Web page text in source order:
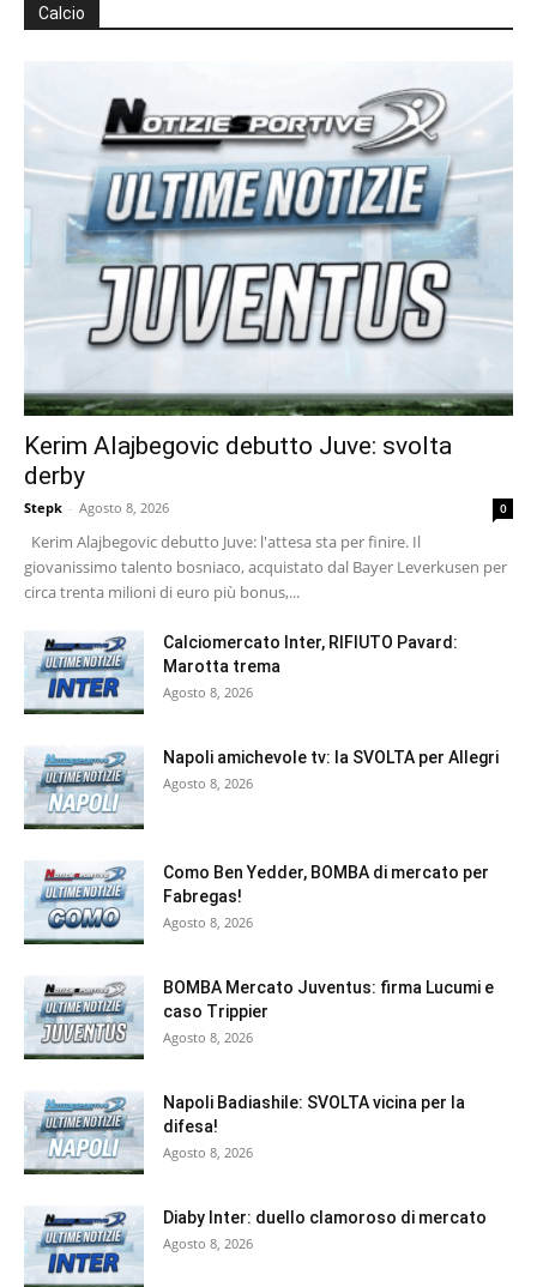
Calcio
Kerim Alajbegovic debutto Juve: svolta
derby
Stepk - Agosto 8, 2026 0
Kerim Alajbegovic debutto Juve: l'attesa sta per finire. Il
giovanissimo talento bosniaco, acquistato dal Bayer Leverkusen per
circa trenta milioni di euro più bonus,...
Calciomercato Inter, RIFIUTO Pavard:
Marotta trema
Agosto 8, 2026
Napoli amichevole tv: la SVOLTA per Allegri
Agosto 8, 2026
Como Ben Yedder, BOMBA di mercato per
Fabregas!
Agosto 8, 2026
BOMBA Mercato Juventus: firma Lucumi e
caso Trippier
Agosto 8, 2026
Napoli Badiashile: SVOLTA vicina per la
difesa!
Agosto 8, 2026
Diaby Inter: duello clamoroso di mercato
Agosto 8, 2026